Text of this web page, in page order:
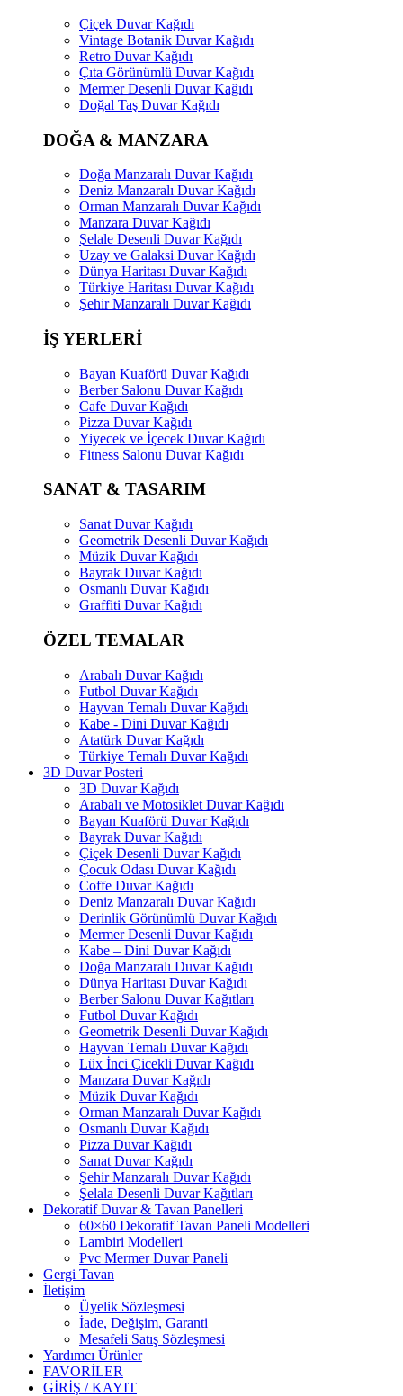
Çiçek Duvar Kağıdı
Vintage Botanik Duvar Kağıdı
Retro Duvar Kağıdı
Çıta Görünümlü Duvar Kağıdı
Mermer Desenli Duvar Kağıdı
Doğal Taş Duvar Kağıdı
DOĞA & MANZARA
Doğa Manzaralı Duvar Kağıdı
Deniz Manzaralı Duvar Kağıdı
Orman Manzaralı Duvar Kağıdı
Manzara Duvar Kağıdı
Şelale Desenli Duvar Kağıdı
Uzay ve Galaksi Duvar Kağıdı
Dünya Haritası Duvar Kağıdı
Türkiye Haritası Duvar Kağıdı
Şehir Manzaralı Duvar Kağıdı
İŞ YERLERİ
Bayan Kuaförü Duvar Kağıdı
Berber Salonu Duvar Kağıdı
Cafe Duvar Kağıdı
Pizza Duvar Kağıdı
Yiyecek ve İçecek Duvar Kağıdı
Fitness Salonu Duvar Kağıdı
SANAT & TASARIM
Sanat Duvar Kağıdı
Geometrik Desenli Duvar Kağıdı
Müzik Duvar Kağıdı
Bayrak Duvar Kağıdı
Osmanlı Duvar Kağıdı
Graffiti Duvar Kağıdı
ÖZEL TEMALAR
Arabalı Duvar Kağıdı
Futbol Duvar Kağıdı
Hayvan Temalı Duvar Kağıdı
Kabe - Dini Duvar Kağıdı
Atatürk Duvar Kağıdı
Türkiye Temalı Duvar Kağıdı
3D Duvar Posteri
3D Duvar Kağıdı
Arabalı ve Motosiklet Duvar Kağıdı
Bayan Kuaförü Duvar Kağıdı
Bayrak Duvar Kağıdı
Çiçek Desenli Duvar Kağıdı
Çocuk Odası Duvar Kağıdı
Coffe Duvar Kağıdı
Deniz Manzaralı Duvar Kağıdı
Derinlik Görünümlü Duvar Kağıdı
Mermer Desenli Duvar Kağıdı
Kabe – Dini Duvar Kağıdı
Doğa Manzaralı Duvar Kağıdı
Dünya Haritası Duvar Kağıdı
Berber Salonu Duvar Kağıtları
Futbol Duvar Kağıdı
Geometrik Desenli Duvar Kağıdı
Hayvan Temalı Duvar Kağıdı
Lüx İnci Çicekli Duvar Kağıdı
Manzara Duvar Kağıdı
Müzik Duvar Kağıdı
Orman Manzaralı Duvar Kağıdı
Osmanlı Duvar Kağıdı
Pizza Duvar Kağıdı
Sanat Duvar Kağıdı
Şehir Manzaralı Duvar Kağıdı
Şelala Desenli Duvar Kağıtları
Dekoratif Duvar & Tavan Panelleri
60×60 Dekoratif Tavan Paneli Modelleri
Lambiri Modelleri
Pvc Mermer Duvar Paneli
Gergi Tavan
İletişim
Üyelik Sözleşmesi
İade, Değişim, Garanti
Mesafeli Satış Sözleşmesi
Yardımcı Ürünler
FAVORİLER
GİRİŞ / KAYIT